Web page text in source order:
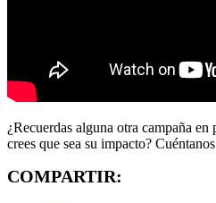
¿Recuerdas alguna otra campaña
crees que sea su impacto?